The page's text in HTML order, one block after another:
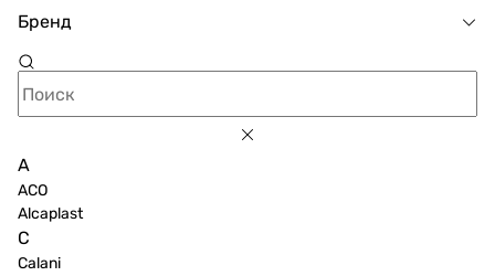
Бренд
A
ACO
Alcaplast
C
Calani